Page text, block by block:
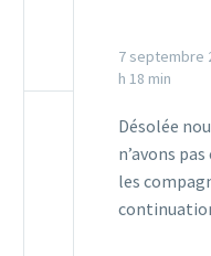
7 septembre
h 18 min
Désolée
n’avons
les